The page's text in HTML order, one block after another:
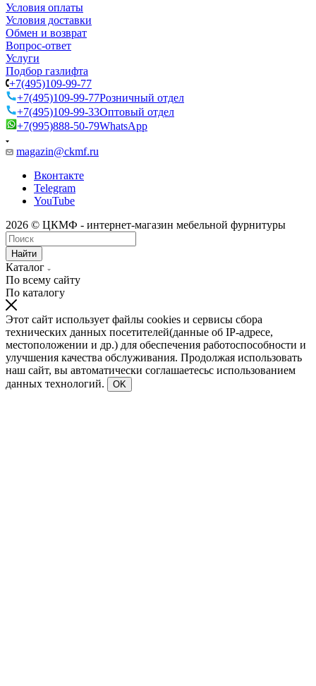
Условия оплаты
Условия доставки
Обмен и возврат
Вопрос-ответ
Услуги
Подбор газлифта
+7(495)109-99-77
+7(495)109-99-77Розничный отдел
+7(495)109-99-33Оптовый отдел
+7(995)888-50-79WhatsApp
magazin@ckmf.ru
Вконтакте
Telegram
YouTube
2026 © ЦКМФ - интернет-магазин мебельной фурнитуры
Найти
Каталог
По всему сайту
По каталогу
Этот сайт использует файлы cookies и сервисы сбора
технических данных посетителей(данные об IP-адресе,
местоположении и др.) для обеспечения работоспособности и
улучшения качества обслуживания. Продолжая использовать
наш сайт, вы автоматически соглашаетесьс использованием
данных технологий.
OK